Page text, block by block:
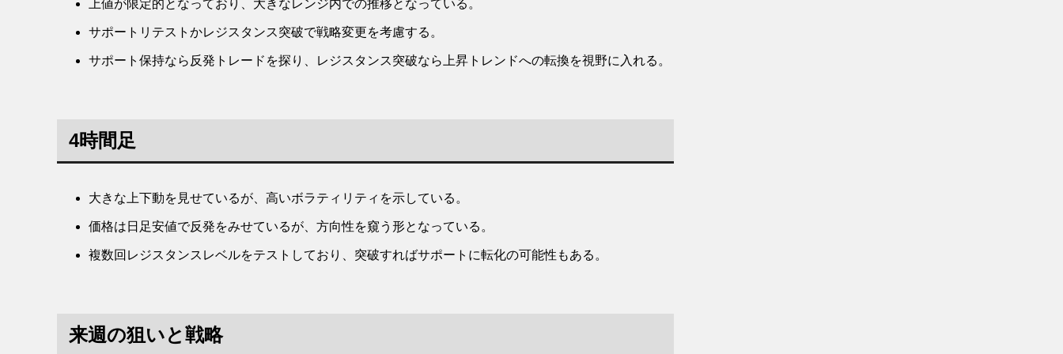
上値が限定的となっており、大きなレンジ内での推移となっている。
サポートリテストかレジスタンス突破で戦略変更を考慮する。
サポート保持なら反発トレードを探り、レジスタンス突破なら上昇トレンドへの転換を視野に入れる。
4時間足
大きな上下動を見せているが、高いボラティリティを示している。
価格は日足安値で反発をみせているが、方向性を窺う形となっている。
複数回レジスタンスレベルをテストしており、突破すればサポートに転化の可能性もある。
来週の狙いと戦略